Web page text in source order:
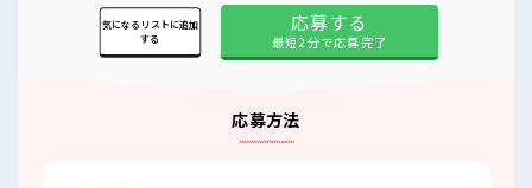
応募する
最短2分で応募完了
気になるリストに追加
する
応募方法